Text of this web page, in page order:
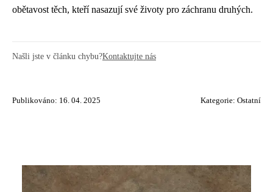
obětavost těch, kteří nasazují své životy pro záchranu druhých.
Našli jste v článku chybu?Kontaktujte nás
Publikováno: 16. 04. 2025 Kategorie: Ostatní